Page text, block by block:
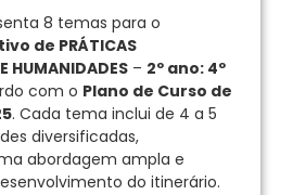
8 temas para o
de PRÁTICAS
HUMANIDADES – 2º ano: 4º
com o Plano de Curso de
. Cada tema inclui de 4 a 5
diversificadas,
abordagem ampla e
do itinerário.